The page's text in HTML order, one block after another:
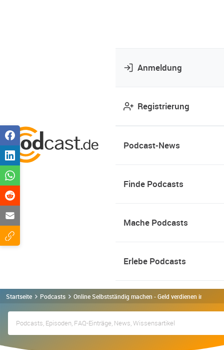
Anmeldung
Registrierung
Podcast-News
Finde Podcasts
Mache Podcasts
Erlebe Podcasts
Startseite Podcasts Online Selbstständig machen - Geld verdienen im